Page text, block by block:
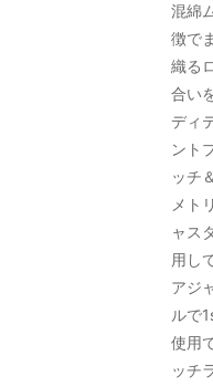
混綿
徴で
織る
合い
ディ
ント
ッチ
メト
ャス
用し
アジ
ルで
使用
ッチ